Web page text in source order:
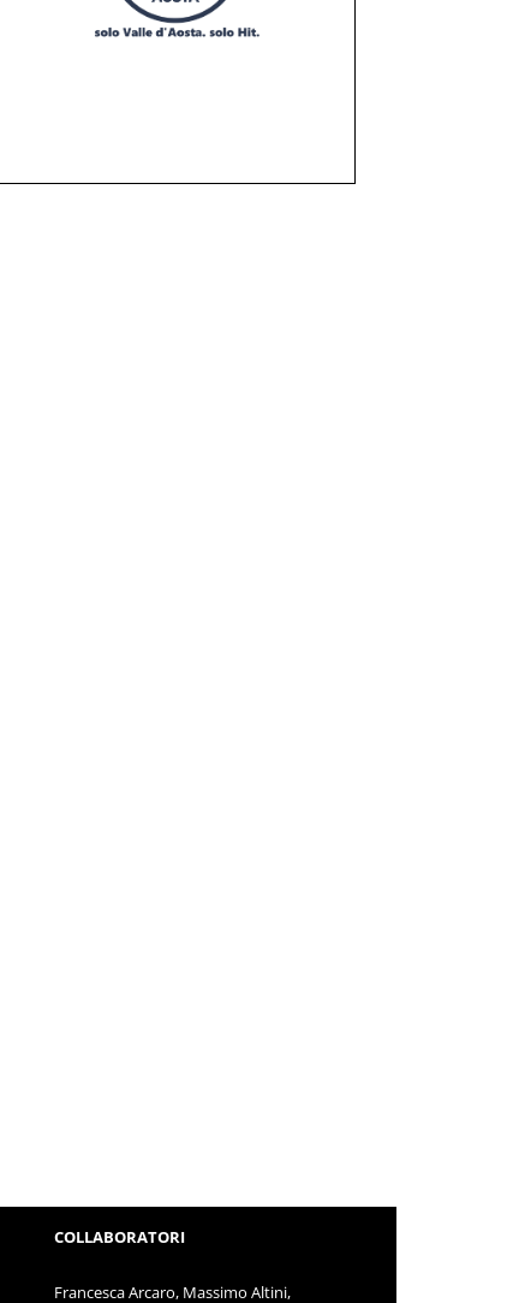
COLLABORATORI
Francesca Arcaro, Massimo Altini,